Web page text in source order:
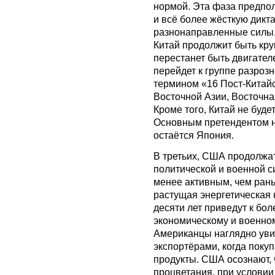
нормой. Эта фаза
и всё более жёсткую
разнонаправленные
Китай продолжит быть
перестанет быть
перейдет к группе
термином «16 Пост-
Восточной Азии,
Кроме того, Китай не
Основным претендентом
остаётся Япония.
В третьих, США
политической и военной
менее активным, чем
растущая
десяти лет приведут к
экономическому и
Американцы наглядно
экспортёрами, когда
продукты. США осознают,
процветания, при